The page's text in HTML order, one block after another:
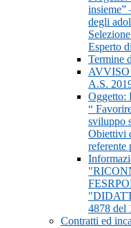
insieme”
degli
Esperto
Termine
A.S.
Oggetto:
“
sviluppo
Obiettivi
referente
4878 del
Contratti ed